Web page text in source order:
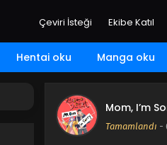
Çeviri İsteği Ekibe Katıl
Hentai oku Manga oku
Mom, I’m
Tamamlandı -
Mom,
Mom,
Mom,